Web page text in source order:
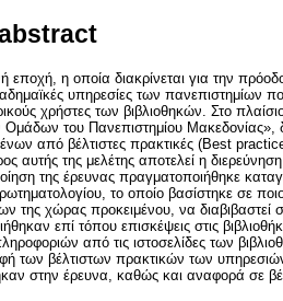
εποχή, η οποία διακρίνεται για την
υπηρεσίες των πανεπιστημίων
χρήστες των βιβλιοθηκών. Στο
Ομάδων του Πανεπιστημίου Μακεδονίας»,
από βέλτιστες πρακτικές (Best
αυτής της μελέτης αποτελεί η
της έρευνας πραγματοποιήθηκε
το οποίο βασίστηκε σε
της χώρας προκειμένου, να
επί τόπου επισκέψεις στις
από τις ιστοσελίδες των
των βέλτιστων πρακτικών των
στην έρευνα, καθώς και αναφορά σε